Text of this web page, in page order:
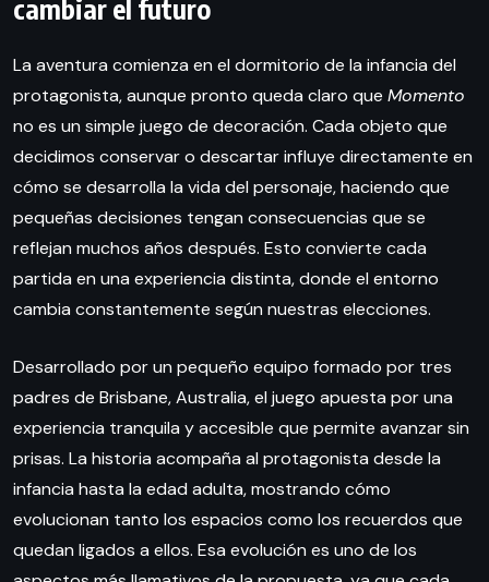
cambiar el futuro
La aventura comienza en el dormitorio de la infancia del
protagonista, aunque pronto queda claro que Momento
no es un simple juego de decoración. Cada objeto que
decidimos conservar o descartar influye directamente en
cómo se desarrolla la vida del personaje, haciendo que
pequeñas decisiones tengan consecuencias que se
reflejan muchos años después. Esto convierte cada
partida en una experiencia distinta, donde el entorno
cambia constantemente según nuestras elecciones.
Desarrollado por un pequeño equipo formado por tres
padres de Brisbane, Australia, el juego apuesta por una
experiencia tranquila y accesible que permite avanzar sin
prisas. La historia acompaña al protagonista desde la
infancia hasta la edad adulta, mostrando cómo
evolucionan tanto los espacios como los recuerdos que
quedan ligados a ellos. Esa evolución es uno de los